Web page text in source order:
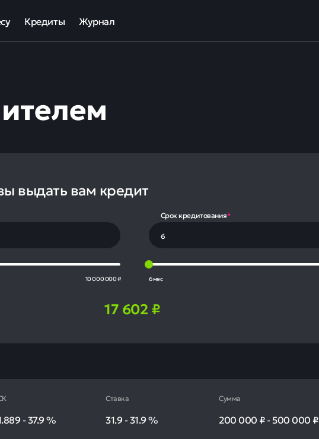
Кредиты
Кредиты под залог авто
Журнал
выдать вам кредит
10 000 000 ₽
Срок кредитования*
6 мес
17 602₽
-37.9%
Ставка
31.9-31.9%
Сумма
200 000 ₽-500 000 ₽